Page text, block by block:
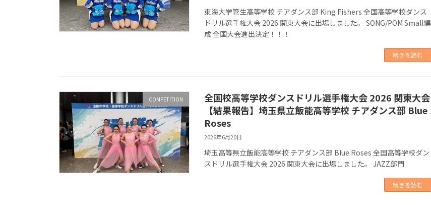
東海大学管生高等学校 チアダンス部 King Fishers 全国高等学校ダンス
ドリル選手権大会 2026 関東大会に出場しました。 SONG/POM Small編
成 全国大会進出決定！！！
続きを読む
COMPETITION
全国校高等学校ダンスドリル選手権大会 2026 関東大会
【結果報告】埼玉県立飯能高等学校 チアダンス部 Blue
Roses
2026年6月20日
埼玉高等県立飯能高等学校 チアダンス部 Blue Roses 全国高等学校ダン
スドリル選手権大会 2026 関東大会に出場しました。 JAZZ部門
続きを読む